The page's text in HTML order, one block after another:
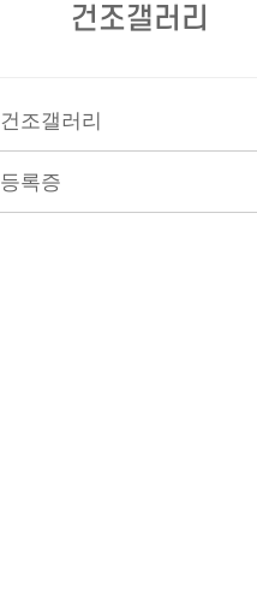
건조갤러리
건조갤러리
등록증